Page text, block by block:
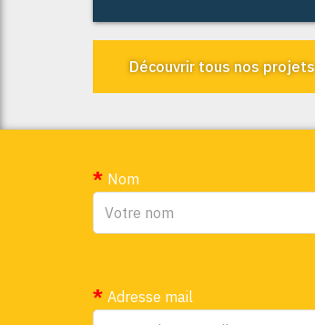
Découvrir tous nos projets
Nom
Adresse mail